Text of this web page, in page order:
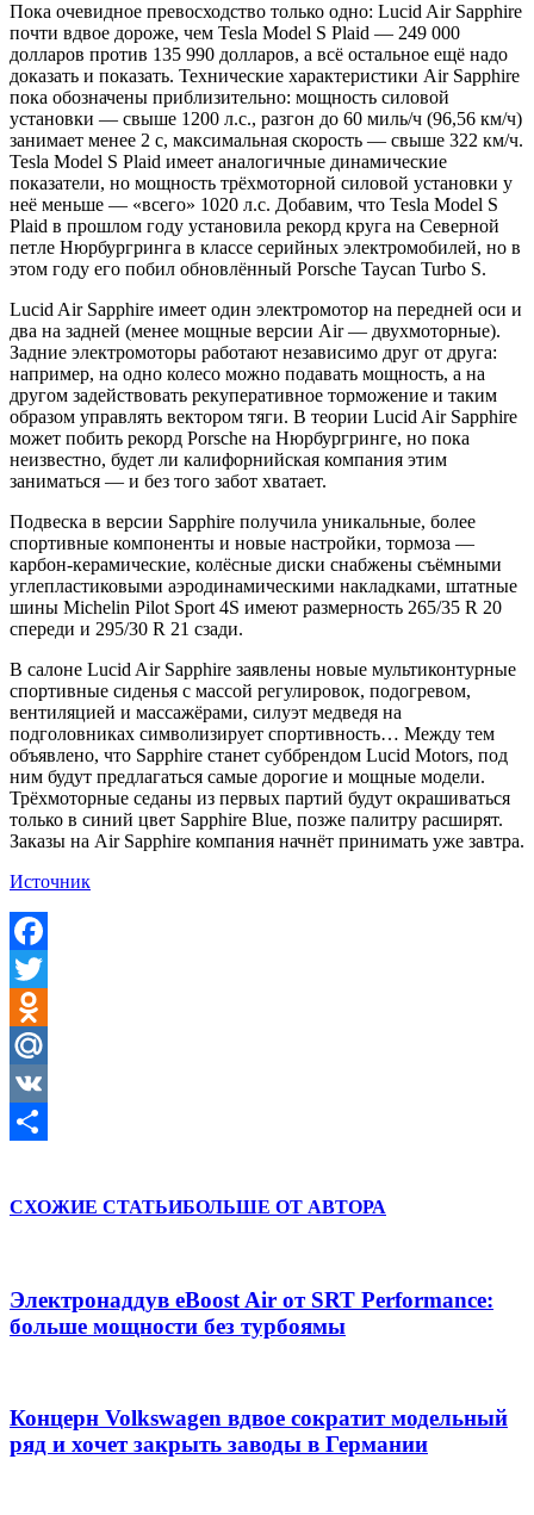
Пока очевидное превосходство только одно: Lucid Air Sapphire
почти вдвое дороже, чем Tesla Model S Plaid — 249 000
долларов против 135 990 долларов, а всё остальное ещё надо
доказать и показать. Технические характеристики Air Sapphire
пока обозначены приблизительно: мощность силовой
установки — свыше 1200 л.с., разгон до 60 миль/ч (96,56 км/ч)
занимает менее 2 с, максимальная скорость — свыше 322 км/ч.
Tesla Model S Plaid имеет аналогичные динамические
показатели, но мощность трёхмоторной силовой установки у
неё меньше — «всего» 1020 л.с. Добавим, что Tesla Model S
Plaid в прошлом году установила рекорд круга на Северной
петле Нюрбургринга в классе серийных электромобилей, но в
этом году его побил обновлённый Porsche Taycan Turbo S.
Lucid Air Sapphire имеет один электромотор на передней оси и
два на задней (менее мощные версии Air — двухмоторные).
Задние электромоторы работают независимо друг от друга:
например, на одно колесо можно подавать мощность, а на
другом задействовать рекуперативное торможение и таким
образом управлять вектором тяги. В теории Lucid Air Sapphire
может побить рекорд Porsche на Нюрбургринге, но пока
неизвестно, будет ли калифорнийская компания этим
заниматься — и без того забот хватает.
Подвеска в версии Sapphire получила уникальные, более
спортивные компоненты и новые настройки, тормоза —
карбон-керамические, колёсные диски снабжены съёмными
углепластиковыми аэродинамическими накладками, штатные
шины Michelin Pilot Sport 4S имеют размерность 265/35 R 20
спереди и 295/30 R 21 сзади.
В салоне Lucid Air Sapphire заявлены новые мультиконтурные
спортивные сиденья с массой регулировок, подогревом,
вентиляцией и массажёрами, силуэт медведя на
подголовниках символизирует спортивность… Между тем
объявлено, что Sapphire станет суббрендом Lucid Motors, под
ним будут предлагаться самые дорогие и мощные модели.
Трёхмоторные седаны из первых партий будут окрашиваться
только в синий цвет Sapphire Blue, позже палитру расширят.
Заказы на Air Sapphire компания начнёт принимать уже завтра.
Источник
Facebook
Twitter
Odnoklassniki
Mail.Ru
VK
СХОЖИЕ СТАТЬИБОЛЬШЕ ОТ АВТОРА
Электронаддув eBoost Air от SRT Performance:
больше мощности без турбоямы
Концерн Volkswagen вдвое сократит модельный
ряд и хочет закрыть заводы в Германии